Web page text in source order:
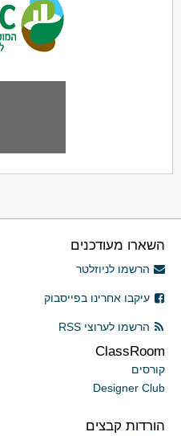
השארו מעודכנים
הרשמו לניוזלטר
עיקבו אחרינו בפייסבוק
הרשמו לערוצי RSS
ClassRoom
קורסים
Designer Club
הורדות קבצים